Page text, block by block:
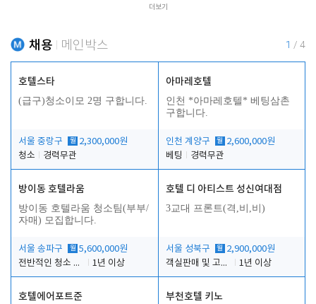
더보기
채용 메인박스 1 / 4
호텔스타
(급구)청소이모 2명 구합니다.
서울 중랑구 월 2,300,000원
청소
경력무관
아마레호텔
인천 *아마레호텔* 베팅삼촌
구합니다.
인천 계양구 월 2,600,000원
베팅
경력무관
방이동 호텔라움
방이동 호텔라움 청소팀(부부/
자매) 모집합니다.
서울 송파구 월 5,600,000원
전반적인 청소 업무(객실청소.객실정리)
1년 이상
호텔 디 아티스트 성신여대점
3교대 프론트(격,비,비)
서울 성북구 월 2,900,000원
객실판매 및 고객응대
1년 이상
호텔에어포트준 부천호텔 키노